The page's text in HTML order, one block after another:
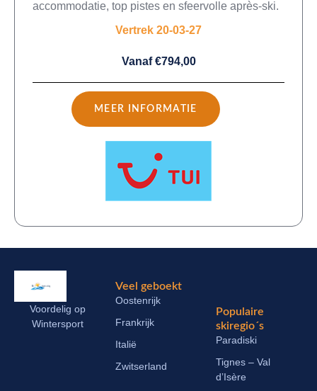
accommodatie, top pistes en sfeervolle après-ski.
Vertrek 20-03-27
Vanaf €794,00
MEER INFORMATIE
Voordelig op
Wintersport
Veel geboekt
Oostenrijk
Frankrijk
Italië
Zwitserland
Populaire
skiregio´s
Paradiski
Tignes – Val
d’Isère